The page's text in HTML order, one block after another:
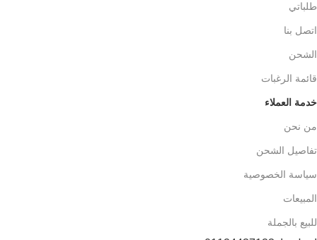
طلباتي
اتصل بنا
الشحن
قائمة الرغبات
خدمة العملاء
من نحن
تفاصيل الشحن
سياسة الخصوصية
المبيعات
للبيع بالجملة